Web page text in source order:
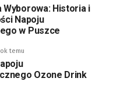
Wyborowa: Historia i
Napoju
w Puszce
temu
Ozone Drink